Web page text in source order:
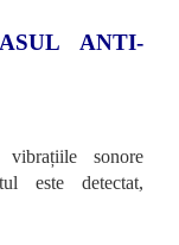
ANTI-
sonore
este detectat,